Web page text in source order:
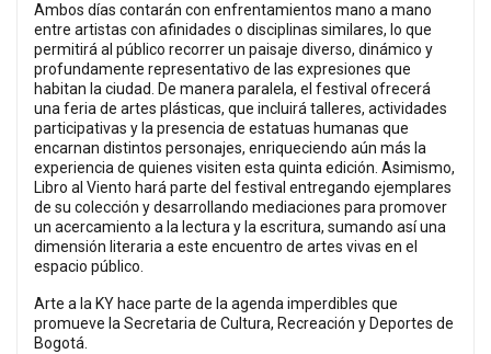
Ambos días contarán con enfrentamientos mano a mano
entre artistas con afinidades o disciplinas similares, lo que
permitirá al público recorrer un paisaje diverso, dinámico y
profundamente representativo de las expresiones que
habitan la ciudad. De manera paralela, el festival ofrecerá
una feria de artes plásticas, que incluirá talleres, actividades
participativas y la presencia de estatuas humanas que
encarnan distintos personajes, enriqueciendo aún más la
experiencia de quienes visiten esta quinta edición. Asimismo,
Libro al Viento hará parte del festival entregando ejemplares
de su colección y desarrollando mediaciones para promover
un acercamiento a la lectura y la escritura, sumando así una
dimensión literaria a este encuentro de artes vivas en el
espacio público.
Arte a la KY hace parte de la agenda imperdibles que
promueve la Secretaria de Cultura, Recreación y Deportes de
Bogotá.